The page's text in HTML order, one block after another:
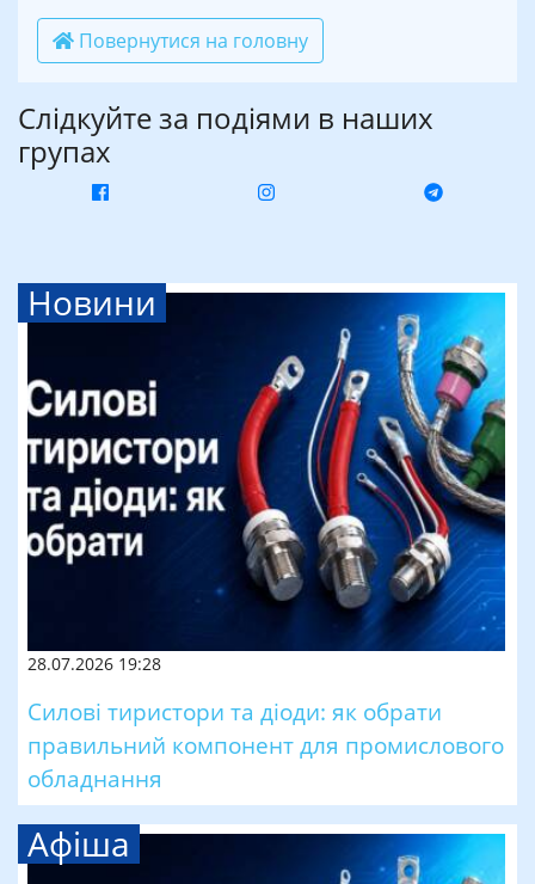
Повернутися на головну
Слідкуйте за подіями в наших
групах
Новини
28.07.2026 19:28
Силові тиристори та діоди: як обрати
правильний компонент для промислового
обладнання
Афіша